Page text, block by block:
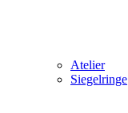
Atelier
Siegelringe